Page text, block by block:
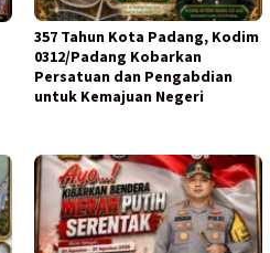
357 Tahun Kota Padang, Kodim
0312/Padang Kobarkan
Persatuan dan Pengabdian
untuk Kemajuan Negeri